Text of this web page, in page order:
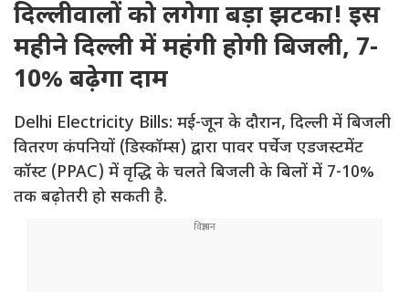
दिल्लीवालों को लगेगा बड़ा झटका! इस
महीने दिल्ली में महंगी होगी बिजली, 7-
10% बढ़ेगा दाम
Delhi Electricity Bills: मई-जून के दौरान, दिल्ली में बिजली
वितरण कंपनियों (डिस्कॉम्स) द्वारा पावर पर्चेज एडजस्टमेंट
कॉस्ट (PPAC) में वृद्धि के चलते बिजली के बिलों में 7-10%
तक बढ़ोतरी हो सकती है.